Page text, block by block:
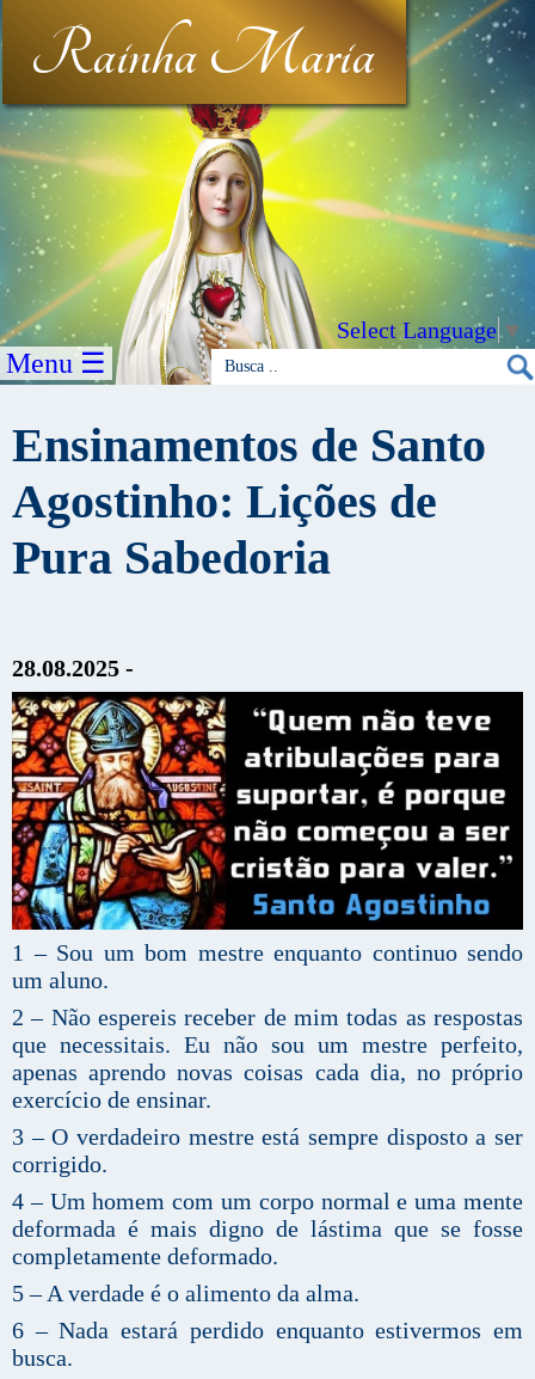
Rainha Maria
Select Language▼
Menu ☰
Ensinamentos de Santo
Agostinho: Lições de
Pura Sabedoria
28.08.2025 -
1 – Sou um bom mestre enquanto continuo sendo
um aluno.
2 – Não espereis receber de mim todas as respostas
que necessitais. Eu não sou um mestre perfeito,
apenas aprendo novas coisas cada dia, no próprio
exercício de ensinar.
3 – O verdadeiro mestre está sempre disposto a ser
corrigido.
4 – Um homem com um corpo normal e uma mente
deformada é mais digno de lástima que se fosse
completamente deformado.
5 – A verdade é o alimento da alma.
6 – Nada estará perdido enquanto estivermos em
busca.